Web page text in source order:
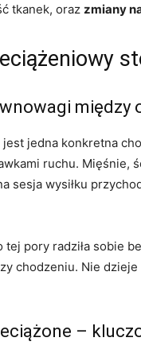
tkanek, oraz zmiany
między
jedna konkretna
ruchu. Mięśnie,
sesja wysiłku
pory radziła sobie
chodzeniu. Nie dzieje
–